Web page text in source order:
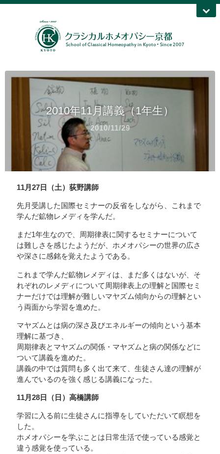
2010年11月講義（1年生）
2010/11/29
11月27日（土）荻野講師
先月受講した国際セミナーの反省をしながら、これまで
学んだ鉱物レメディを学んだ。
まだ1年生なので、周期律表に関するセミナーについて
は難しさを感じたようだが、ホメオパシーの世界の広さ
や深さに感銘を覚えたようである。
これまで学んだ鉱物レメディは、まだ多くはないが、そ
れぞれのレメディについて周期律表上の理解と国際セミ
ナーだけでは理解が難しいマヤズム傾向からの理解とい
う両面から学習を進めた。
マヤズムとは病の深さ及びエネルギーの傾向という基本
理解に基づき、
周期律表とマヤズムの関係・マヤズムと病の関係などに
ついて講義を進めた。
講義の中では質問も多く出て来て、生徒さん達の理解が
進んでいるのを強く感じる講義になった。
11月28日（日）高橋講師
学習に入る前に生徒さんに指導をしていただいて瞑想を
した。
ホメオパシーを学ぶことは日常生活で使っている感覚と
違う感覚を使っている。